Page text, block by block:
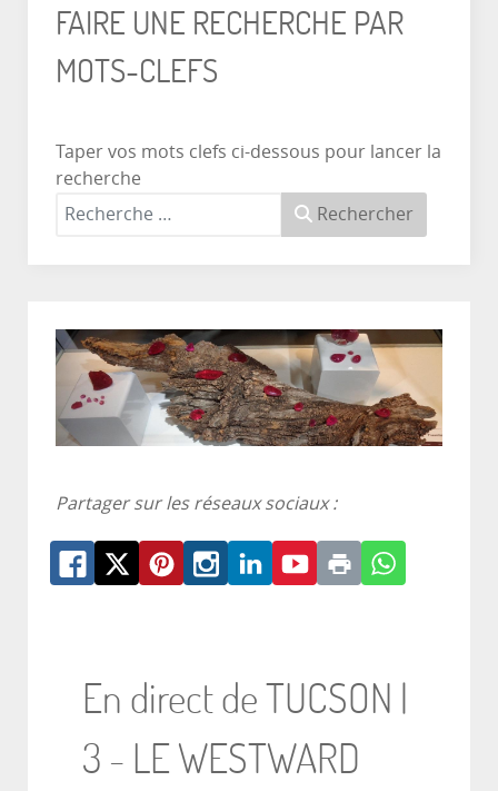
FAIRE UNE RECHERCHE PAR
MOTS-CLEFS
Taper vos mots clefs ci-dessous pour lancer la
recherche
Rechercher
Partager sur les réseaux sociaux :
En direct de TUCSON |
3 - LE WESTWARD